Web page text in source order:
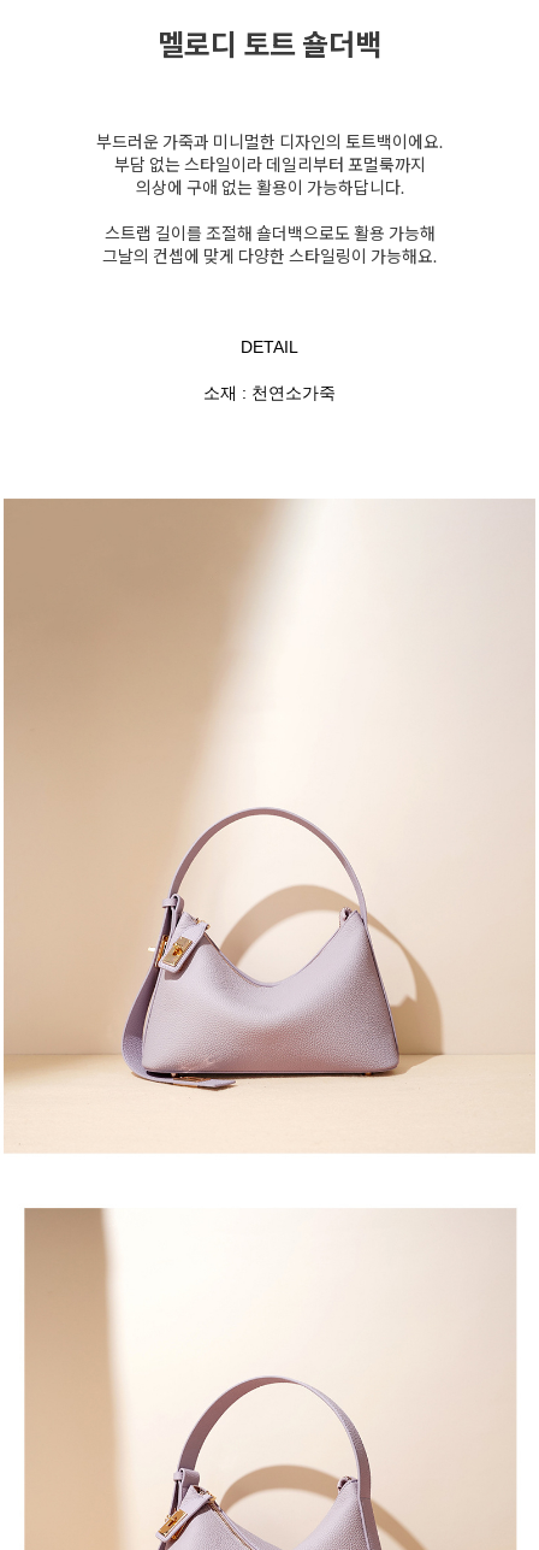
멜로디 토트 숄더백
부드러운 가죽과 미니멀한 디자인의 토트백이에요.
부담 없는 스타일이라 데일리부터 포멀룩까지
의상에 구애 없는 활용이 가능하답니다.
스트랩 길이를 조절해 숄더백으로도 활용 가능해
그날의 컨셉에 맞게 다양한 스타일링이 가능해요.
DETAIL
소재 : 천연소가죽